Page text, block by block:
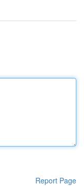
Report Page